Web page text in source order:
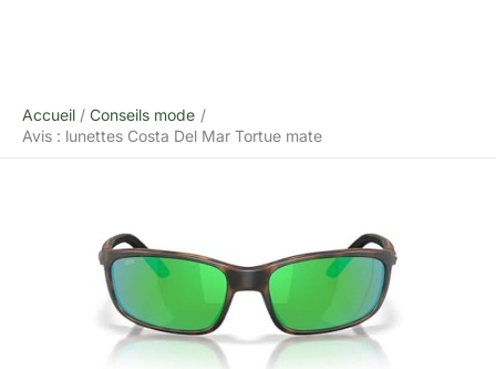
Accueil
Conseils mode
Avis : lunettes Costa Del Mar Tortue mate